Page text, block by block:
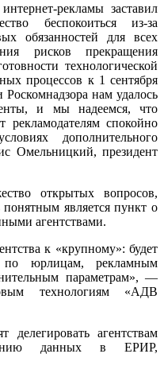
рекламы заставил
беспокоиться из-за
обязанностей для всех
рисков прекращения
технологической
процессов к 1 сентября
нам удалось
и мы надеемся, что
рекламодателям спокойно
дополнительного
Омельницкий, президент
открытых вопросов,
является пункт о
агентствами.
к «крупному»: будет
по юрлицам, рекламным
параметрам», —
технологиям «АДВ
агентствам
данных в ЕРИР,